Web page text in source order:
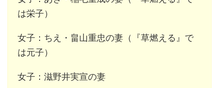
は栄子）
女子：ちえ・畠山重忠の妻（『草燃える』で
は元子）
女子：滋野井実宣の妻